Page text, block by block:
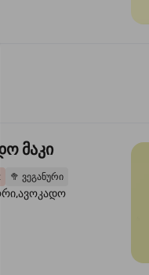
ხახვი,სეზამის
მაკი
2 🥦 ვეგანური